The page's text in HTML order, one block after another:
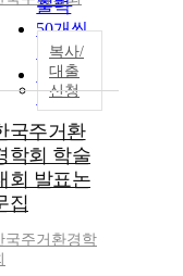
출력
50개씩
출력
100개씩
출력
복사/
대출
신청
국주거환
학회 학술
회 발표논
집
국주거환경학